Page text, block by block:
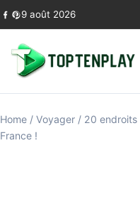
Skip to content
9 août 2026
Home / Voyager / 20 endroits
France !